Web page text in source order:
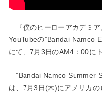
『僕のヒーローアカデミア
YouTubeの”Bandai Namco
にて、7月3日のAM4：00に
”Bandai Namco Summer
は、7月3日(木)にアメリカ